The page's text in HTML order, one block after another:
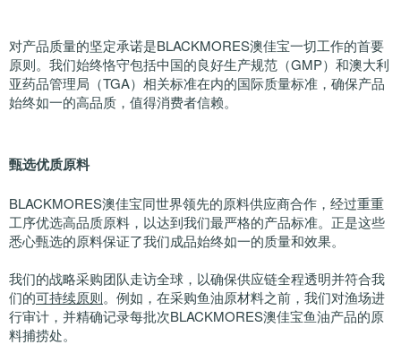
对产品质量的坚定承诺是BLACKMORES澳佳宝一切工作的首要
原则。我们始终恪守包括中国的良好生产规范（GMP）和澳大利
亚药品管理局（TGA）相关标准在内的国际质量标准，确保产品
始终如一的高品质，值得消费者信赖。
甄选优质原料
BLACKMORES澳佳宝同世界领先的原料供应商合作，经过重重
工序优选高品质原料，以达到我们最严格的产品标准。正是这些
悉心甄选的原料保证了我们成品始终如一的质量和效果。
我们的战略采购团队走访全球，以确保供应链全程透明并符合我
们的可持续原则。例如，在采购鱼油原材料之前，我们对渔场进
行审计，并精确记录每批次BLACKMORES澳佳宝鱼油产品的原
料捕捞处。